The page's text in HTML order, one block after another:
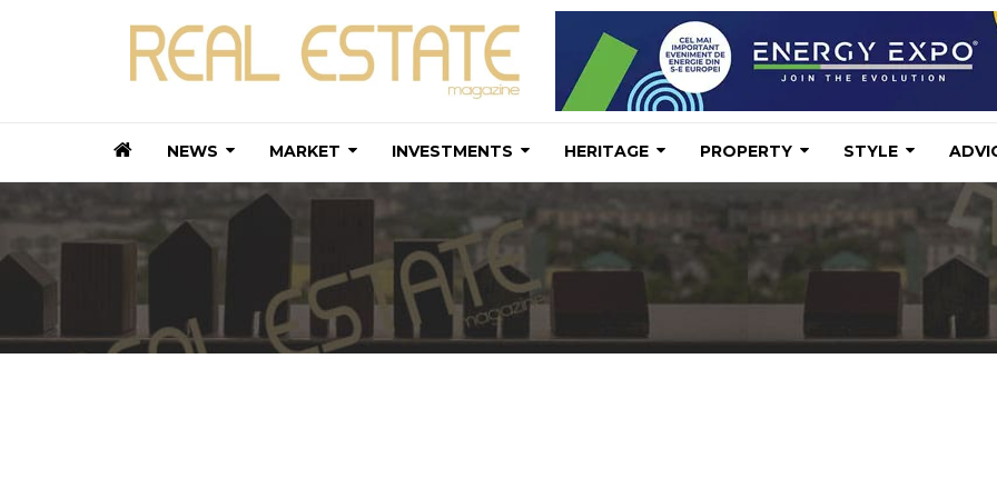
NEWS MARKET INVESTMENTS HERITAGE PROPERTY STYLE